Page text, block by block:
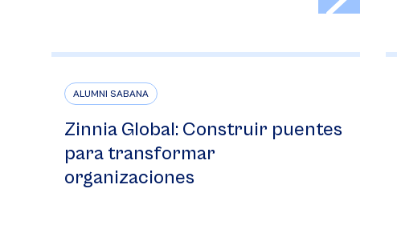
ALUMNI SABANA
Zinnia Global: Construir puentes
para transformar
organizaciones